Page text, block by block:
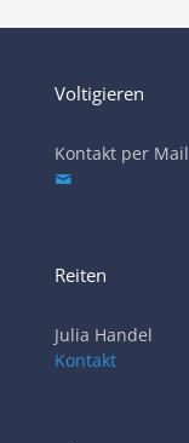
Voltigieren
Kontakt per Mail
Reiten
Julia Handel
Kontakt